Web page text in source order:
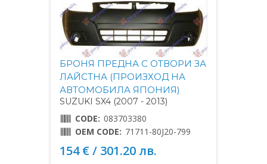
БРОНЯ ПРЕДНА С ОТВОРИ ЗА
ЛАЙСТНА (ПРОИЗХОД НА
АВТОМОБИЛА ЯПОНИЯ)
SUZUKI SX4 (2007 - 2013)
CODE: 083703380
OEM CODE: 71711-80J20-799
154 € / 301.20 лв.